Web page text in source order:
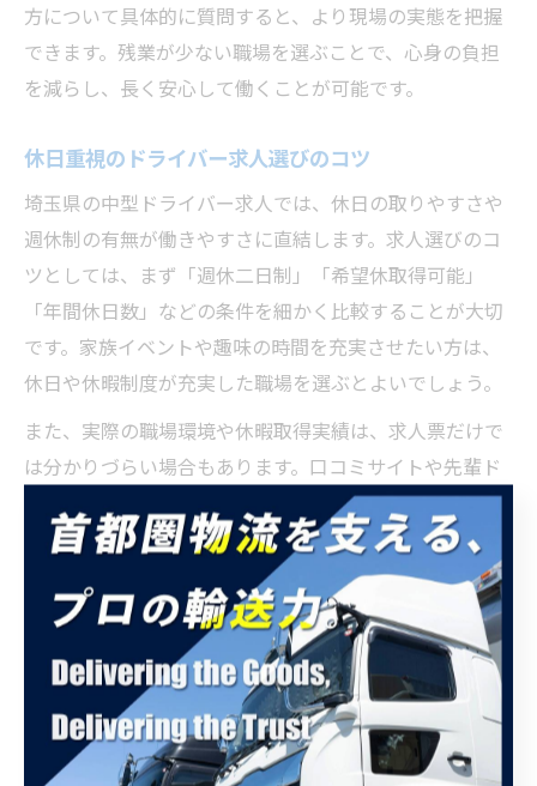
方について具体的に質問すると、より現場の実態を把握
できます。残業が少ない職場を選ぶことで、心身の負担
を減らし、長く安心して働くことが可能です。
休日重視のドライバー求人選びのコツ
埼玉県の中型ドライバー求人では、休日の取りやすさや
週休制の有無が働きやすさに直結します。求人選びのコ
ツとしては、まず「週休二日制」「希望休取得可能」
「年間休日数」などの条件を細かく比較することが大切
です。家族イベントや趣味の時間を充実させたい方は、
休日や休暇制度が充実した職場を選ぶとよいでしょう。
また、実際の職場環境や休暇取得実績は、求人票だけで
は分かりづらい場合もあります。口コミサイトや先輩ド
ライバーの体験談を参考にし、面接時には「有給休暇の
取得率」「希望休の通りやすさ」などを具体的に確認し
ましょう。休日をしっかり確保できる職場は、モチベー
ション維持や長期的なキャリア形成にもつながります。
中型ドライバー求人で家族時間を確保する
中型ドライバー 求人 埼玉県では、家族との時間を大切に
したい方に向けた働き方が広がっています。具体的に